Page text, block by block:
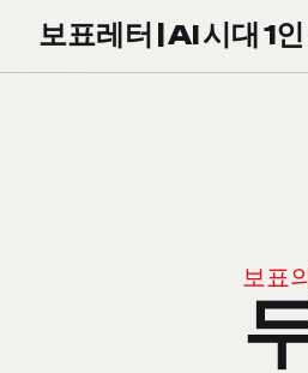
보표레터 | AI 시대 1
보표